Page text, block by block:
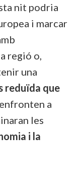
nit podria
i marcar
regió o,
una
reduïda que
a
les
i la